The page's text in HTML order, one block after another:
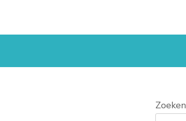
Zoeken